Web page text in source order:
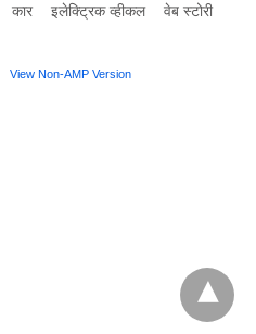
कार इलेक्ट्रिक व्हीकल वेब स्टोरी
View Non-AMP Version